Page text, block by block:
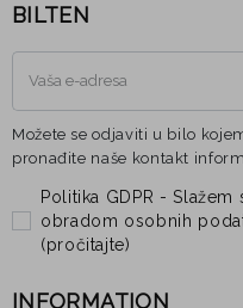
BILTEN
Možete se odjaviti u bilo
pronađite naše kontakt
Politika GDPR -
obradom osobnih
(pročitajte)
INFORMATION